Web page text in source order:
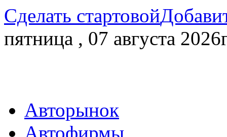
Сделать стартовой
пятница , 07 августа
Авторынок